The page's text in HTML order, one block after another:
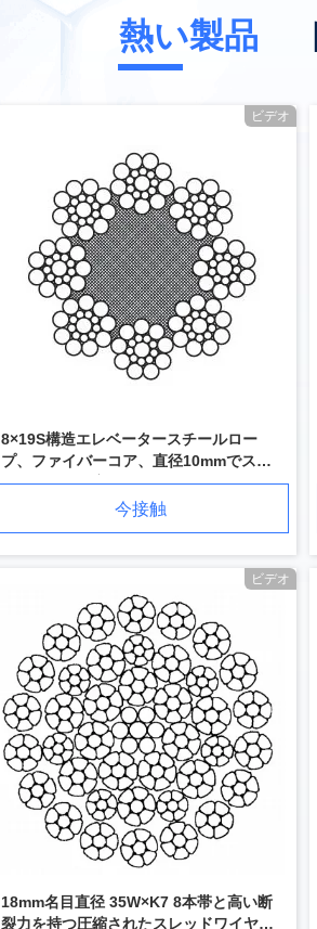
熱い製品
ビデオ
8×19S構造エレベータースチールロー
プ、ファイバーコア、直径10mmでスム
ーズな操作を実現
今接触
ビデオ
18mm名目直径 35W×K7 8本帯と高い断
裂力を持つ圧縮されたスレッドワイヤロ